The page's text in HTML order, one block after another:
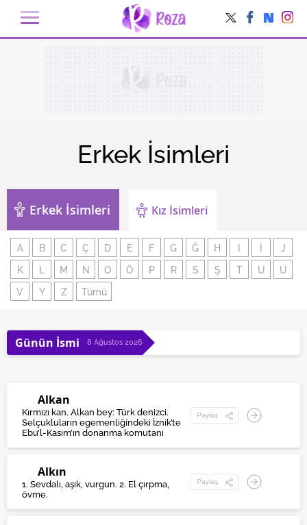
Erkek İsimleri
Erkek İsimleri Kız İsimleri
A B C Ç D E F G Ğ H
J
K
M N O Ö P R S Ş T U
Ü
V
Y Z Tümü
Günün İsmi 8 Ağustos 2026
Alkan
Kırmızı kan. Alkan bey: Türk denizci.
Selçukluların egemenliğindeki İznik’te
Ebu’l-Kasım’ın donanma komutanı
Paylaş
Alkın
1. Sevdalı, aşık, vurgun. 2. El çırpma,
övme.
Paylaş